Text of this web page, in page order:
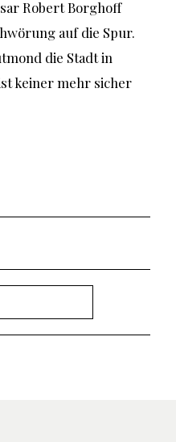
Robert Borghoff
auf die Spur.
die Stadt in
keiner mehr sicher